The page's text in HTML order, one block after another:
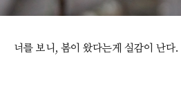
너를 보니, 봄이 왔다는게 실감이 난다.